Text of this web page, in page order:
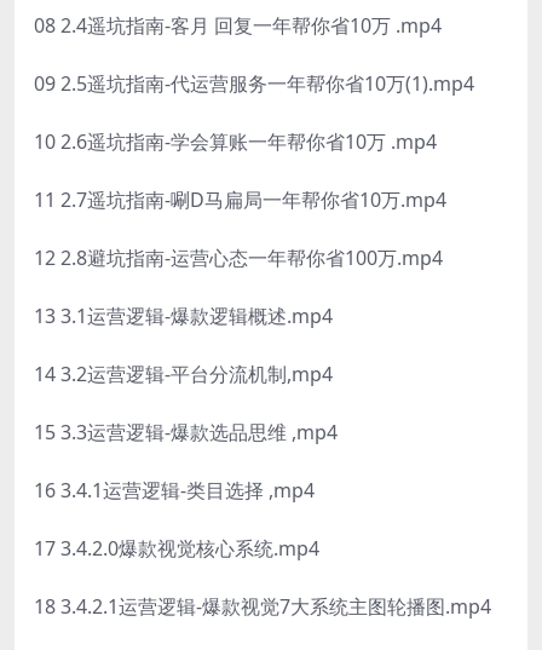
08 2.4遥坑指南-客月 回复一年帮你省10万 .mp4
09 2.5遥坑指南-代运营服务一年帮你省10万(1).mp4
10 2.6遥坑指南-学会算账一年帮你省10万 .mp4
11 2.7遥坑指南-唰D马扁局一年帮你省10万.mp4
12 2.8避坑指南-运营心态一年帮你省100万.mp4
13 3.1运营逻辑-爆款逻辑概述.mp4
14 3.2运营逻辑-平台分流机制,mp4
15 3.3运营逻辑-爆款选品思维 ,mp4
16 3.4.1运营逻辑-类目选择 ,mp4
17 3.4.2.0爆款视觉核心系统.mp4
18 3.4.2.1运营逻辑-爆款视觉7大系统主图轮播图.mp4